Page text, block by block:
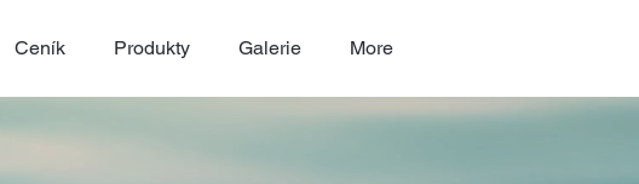
Ceník Produkty Galerie More